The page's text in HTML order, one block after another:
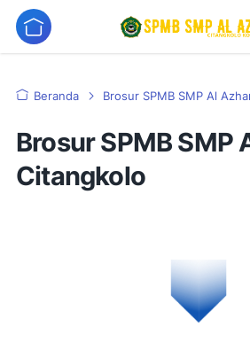
Beranda Brosur SPMB SMP Al
Brosur SPMB SMP
Citangkolo